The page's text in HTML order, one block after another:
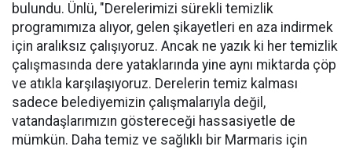
bulundu. Ünlü, "Derelerimizi sürekli temizlik
programımıza alıyor, gelen şikayetleri en aza indirmek
için aralıksız çalışıyoruz. Ancak ne yazık ki her temizlik
çalışmasında dere yataklarında yine aynı miktarda çöp
ve atıkla karşılaşıyoruz. Derelerin temiz kalması
sadece belediyemizin çalışmalarıyla değil,
vatandaşlarımızın göstereceği hassasiyetle de
mümkün. Daha temiz ve sağlıklı bir Marmaris için